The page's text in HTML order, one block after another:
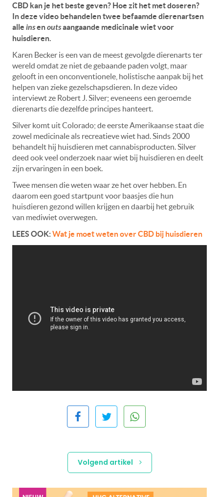
CBD kan je het beste geven? Hoe zit het met doseren?
In deze video behandelen twee befaamde dierenartsen
alle insenoutsaangaande medicinale wiet voor
huisdieren.
Karen Becker is een van de meest gevolgde dierenarts ter
wereld omdat ze niet de gebaande paden volgt, maar
gelooft in een onconventionele, holistische aanpak bij het
helpen van zieke gezelschapsdieren. In deze video
interviewt ze Robert J. Silver; eveneens een geroemde
dierenarts die dezelfde principes hanteert.
Silver komt uit Colorado; de eerste Amerikaanse staat die
zowel medicinale als recreatieve wiet had. Sinds 2000
behandelt hij huisdieren met cannabisproducten. Silver
deed ook veel onderzoek naar wiet bij huisdieren en deelt
zijn ervaringen in een boek.
Twee mensen die weten waar ze het over hebben. En
daarom een goed startpunt voor baasjes die hun
huisdieren gezond willen krijgen en daarbij het gebruik
van mediwiet overwegen.
LEES OOK:Wat je moet weten over CBD bij huisdieren
Volgend artikel